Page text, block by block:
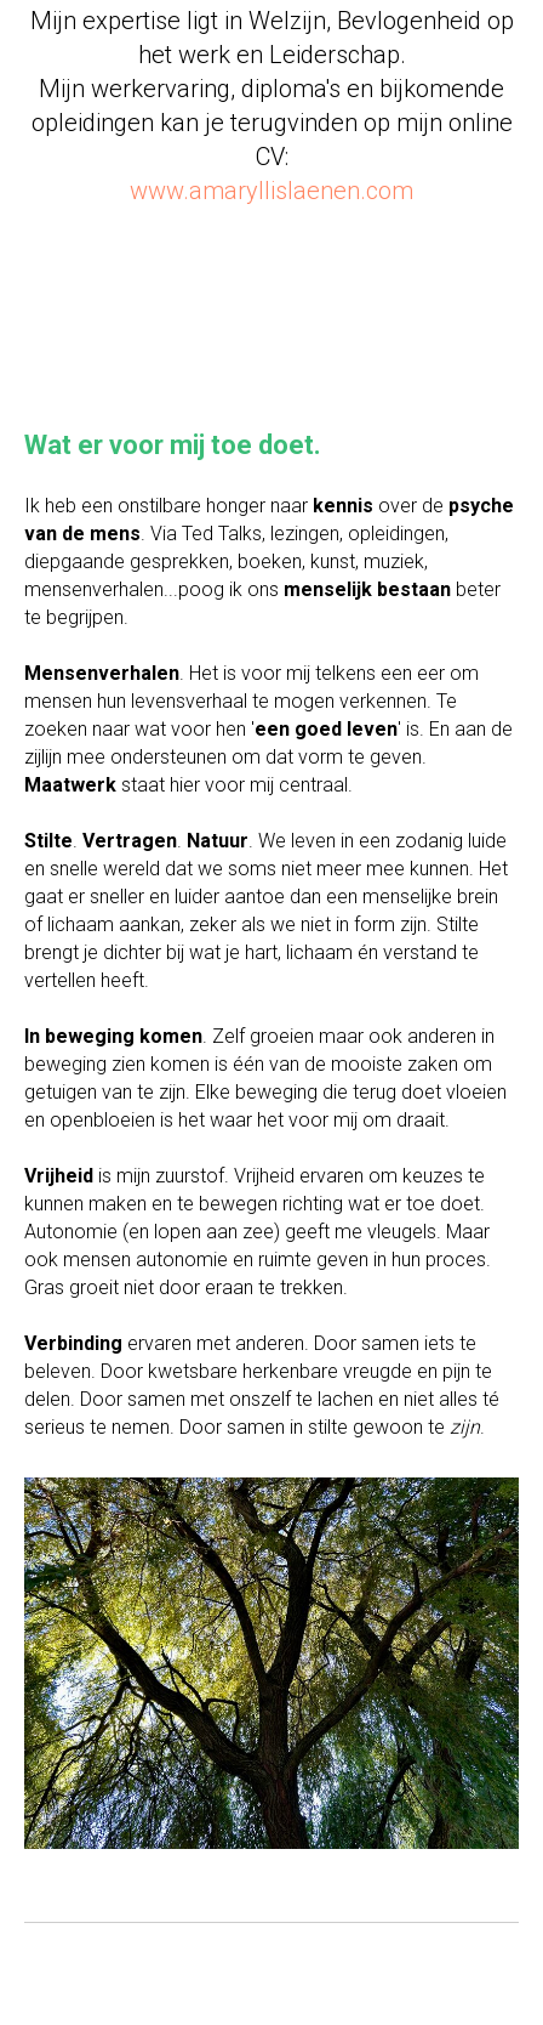
Mijn expertise ligt in Welzijn, Bevlogenheid op
het werk en Leiderschap.
Mijn werkervaring, diploma's en bijkomende
opleidingen kan je terugvinden op mijn online
CV:
www.amaryllislaenen.com
Wat er voor mij toe doet.
Ik heb een onstilbare honger naar kennis over de psyche
van de mens. Via Ted Talks, lezingen, opleidingen,
diepgaande gesprekken, boeken, kunst, muziek,
mensenverhalen...poog ik ons menselijk bestaan beter
te begrijpen.
Mensenverhalen. Het is voor mij telkens een eer om
mensen hun levensverhaal te mogen verkennen. Te
zoeken naar wat voor hen 'een goed leven' is. En aan de
zijlijn mee ondersteunen om dat vorm te geven.
Maatwerk staat hier voor mij centraal.
Stilte. Vertragen. Natuur. We leven in een zodanig luide
en snelle wereld dat we soms niet meer mee kunnen. Het
gaat er sneller en luider aantoe dan een menselijke brein
of lichaam aankan, zeker als we niet in form zijn. Stilte
brengt je dichter bij wat je hart, lichaam én verstand te
vertellen heeft.
In beweging komen. Zelf groeien maar ook anderen in
beweging zien komen is één van de mooiste zaken om
getuigen van te zijn. Elke beweging die terug doet vloeien
en openbloeien is het waar het voor mij om draait.
Vrijheid is mijn zuurstof. Vrijheid ervaren om keuzes te
kunnen maken en te bewegen richting wat er toe doet.
Autonomie (en lopen aan zee) geeft me vleugels. Maar
ook mensen autonomie en ruimte geven in hun proces.
Gras groeit niet door eraan te trekken.
Verbinding ervaren met anderen. Door samen iets te
beleven. Door kwetsbare herkenbare vreugde en pijn te
delen. Door samen met onszelf te lachen en niet alles té
serieus te nemen. Door samen in stilte gewoon te zijn.